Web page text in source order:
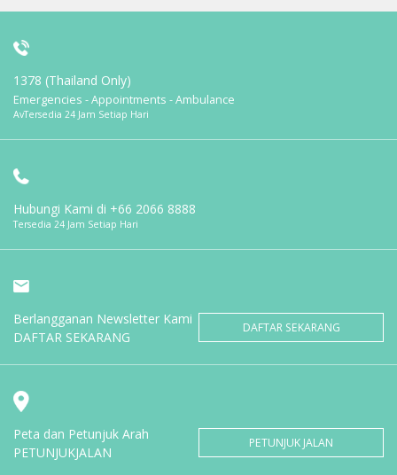
1378 (Thailand Only)
Emergencies - Appointments - Ambulance
AvTersedia 24 Jam Setiap Hari
Hubungi Kami di +66 2066 8888
Tersedia 24 Jam Setiap Hari
Berlangganan Newsletter Kami
DAFTAR SEKARANG
DAFTAR SEKARANG
Peta dan Petunjuk Arah
PETUNJUKJALAN
PETUNJUK JALAN